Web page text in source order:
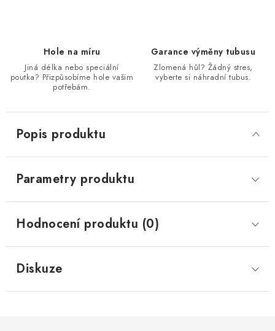
Hole na míru
Jiná délka nebo speciální
poutka? Přizpůsobíme hole vašim
potřebám.
Garance výměny tubusu
Zlomená hůl? Žádný stres,
vyberte si náhradní tubus.
Popis produktu
Parametry produktu
Hodnocení produktu (0)
Diskuze